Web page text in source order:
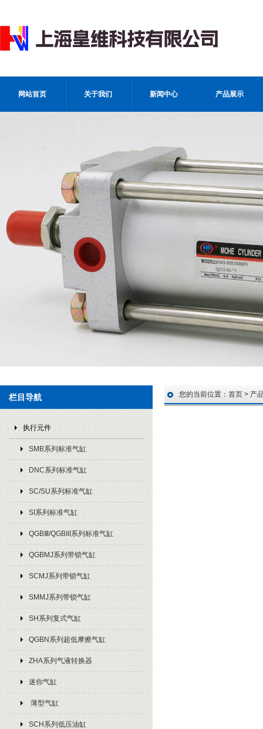
网站首页 关于我们 新闻中心 产品展示
栏目导航
执行元件
SMB系列标准气缸
DNC系列标准气缸
SC/SU系列标准气缸
SI系列标准气缸
QGBⅢ/QGBIII系列标准气缸
QGBMJ系列带锁气缸
SCMJ系列带锁气缸
SMMJ系列带锁气缸
SH系列复式气缸
QGBN系列超低摩擦气缸
ZHA系列气液转换器
迷你气缸
薄型气缸
SCH系列低压油缸
您的当前位置： 首页 > 产